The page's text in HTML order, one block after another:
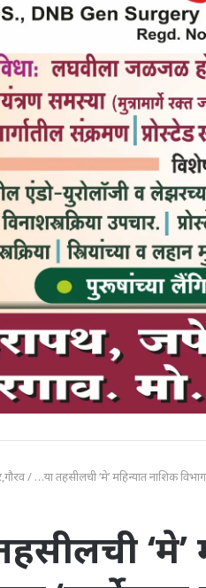
/ …या तहसीलची ‘मे’ मह‍िन्यात नाश‍िक
‘मे’